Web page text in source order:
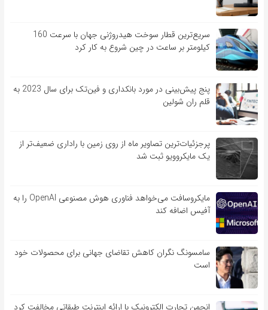
سریع‌ترین قطار سوخت هیدروژنی جهان با سرعت 160
کیلومتر بر ساعت در چین شروع به کار کرد
پنج پیش‌بینی در مورد بانکداری و فین‌تک برای سال 2023 به
قلم ران شولین
پرجزئیات‌ترین تصاویر ماه از روی زمین با راداری ضعیف‌تر از
یک مایکروویو ثبت شد
مایکروسافت می‌خواهد فناوری هوش مصنوعی OpenAI را به
آفیس اضافه کند
سامسونگ نگران کاهش تقاضای جهانی برای محصولات خود
است
انجمن تجارت الکترونیک با ارائه اینترنت طبقاتی مخالفت کرد